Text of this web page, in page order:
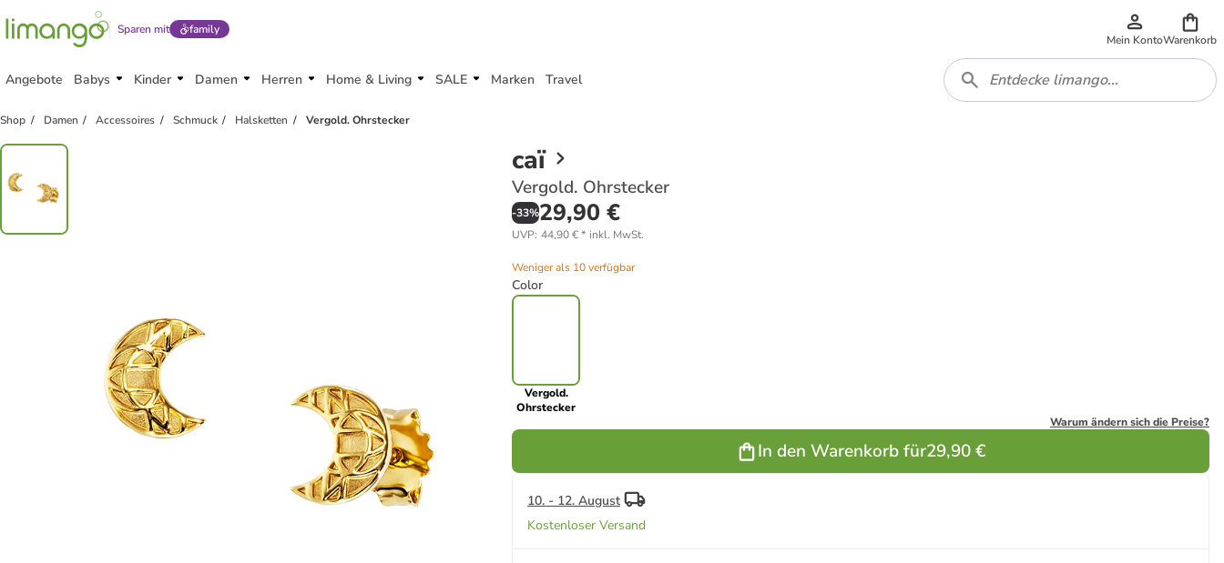
Sparen mit family
Mein KontoWarenkorb
Angebote Babys Kinder Damen Herren Home & Living SALE Marken Travel
Shop Damen Accessoires Schmuck Halsketten Vergold. Ohrstecker
caï
Vergold. Ohrstecker
-33%29,90 €
UVP: 44,90 €* inkl. MwSt.
Weniger als 10 verfügbar
Color
Vergold.
Ohrstecker
Warum ändern sich die Preise?
In den Warenkorb für29,90 €
10. - 12. August
Kostenloser Versand